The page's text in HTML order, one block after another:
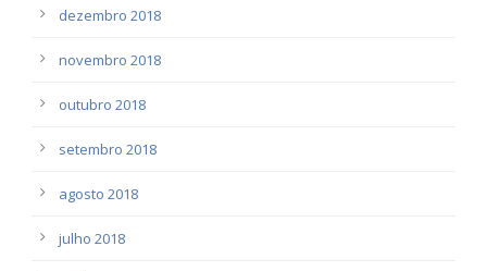
dezembro 2018
novembro 2018
outubro 2018
setembro 2018
agosto 2018
julho 2018